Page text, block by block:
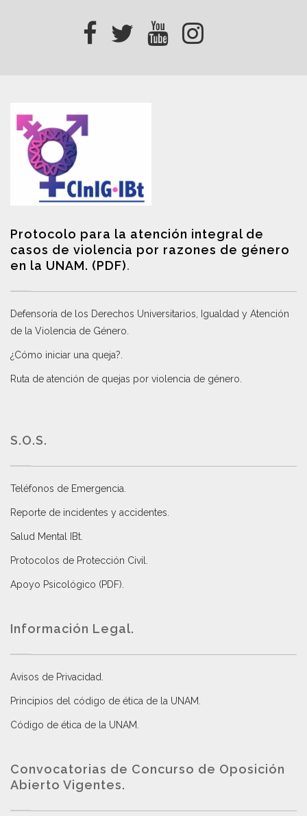
Protocolo para la atención integral de
casos de violencia por razones de género
en la UNAM. (PDF).
Defensoría de los Derechos Universitarios, Igualdad y Atención
de la Violencia de Género
¿Cómo iniciar una queja?
Ruta de atención de quejas por violencia de género
S.O.S.
Teléfonos de Emergencia.
Reporte de incidentes y accidentes
Salud Mental IBt
Protocolos de Protección Civil
Apoyo Psicológico (PDF)
Información Legal.
Avisos de Privacidad
Principios del código de ética de la UNAM
Código de ética de la UNAM
Convocatorias de Concurso de Oposición
Abierto Vigentes.